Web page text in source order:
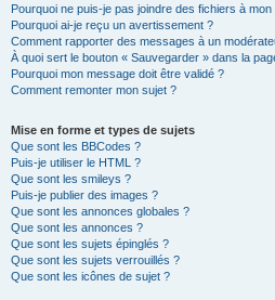
Pourquoi ne puis-je pas joindre des fichiers à
Pourquoi ai-je reçu un avertissement ?
Comment rapporter des messages à un
À quoi sert le bouton « Sauvegarder » dans la
Pourquoi mon message doit être validé ?
Comment remonter mon sujet ?
Mise en forme et types de sujets
Que sont les BBCodes ?
Puis-je utiliser le HTML ?
Que sont les smileys ?
Puis-je publier des images ?
Que sont les annonces globales ?
Que sont les annonces ?
Que sont les sujets épinglés ?
Que sont les sujets verrouillés ?
Que sont les icônes de sujet ?